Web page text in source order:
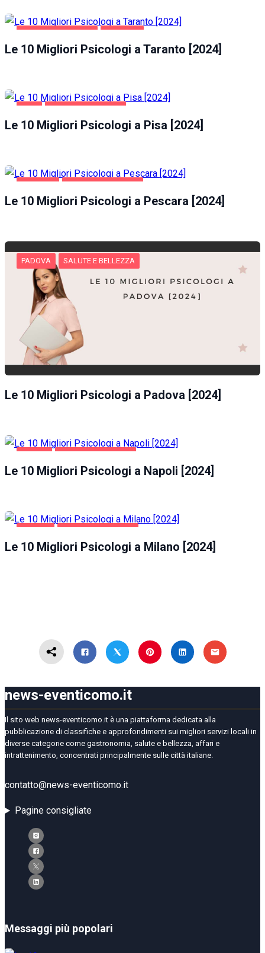
Le 10 Migliori Psicologi a Taranto [2024]
Le 10 Migliori Psicologi a Pisa [2024]
Le 10 Migliori Psicologi a Pescara [2024]
PADOVA SALUTE E BELLEZZA
Le 10 Migliori Psicologi a Padova [2024]
Le 10 Migliori Psicologi a Napoli [2024]
Le 10 Migliori Psicologi a Milano [2024]
news-eventicomo.it
Il sito web news-eventicomo.it è una piattaforma dedicata alla
pubblicazione di classifiche e approfondimenti sui migliori servizi locali in
diverse categorie come gastronomia, salute e bellezza, affari e
intrattenimento, concentrati principalmente sulle città italiane.
contatto@news-eventicomo.it
Pagine consigliate
Messaggi più popolari